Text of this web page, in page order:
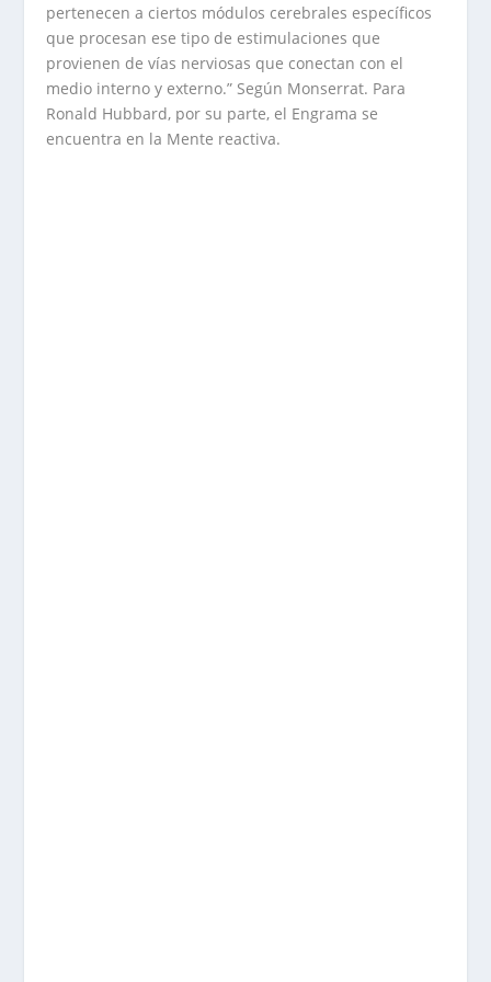
pertenecen a ciertos módulos cerebrales específicos
que procesan ese tipo de estimulaciones que
provienen de vías nerviosas que conectan con el
medio interno y externo.” Según Monserrat. Para
Ronald Hubbard, por su parte, el Engrama se
encuentra en la Mente reactiva.